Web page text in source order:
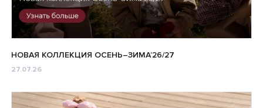
27.07.26
НОВАЯ КОЛЛЕКЦИЯ ОСЕНЬ–ЗИМА’26/27